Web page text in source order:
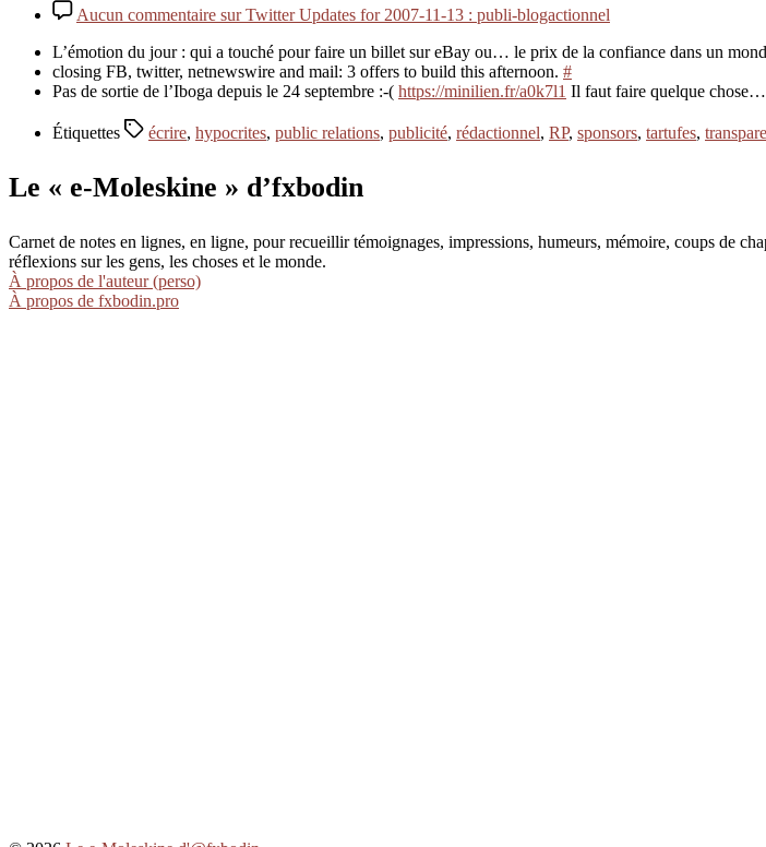
Aucun commentaire sur Twitter Updates for 2007-11-13 : publi-blogactionnel
L’émotion du jour : qui a touché pour faire un billet sur eBay ou… le prix de la confiance dans un
closing FB, twitter, netnewswire and mail: 3 offers to build this afternoon. #
Pas de sortie de l’Iboga depuis le 24 septembre :-( https://minilien.fr/a0k7l1 Il faut faire quelque chose…
Étiquettes écrire, hypocrites, public relations, publicité, rédactionnel, RP, sponsors, tartufes,
Le « e-Moleskine » d’fxbodin
Carnet de notes en lignes, en ligne, pour recueillir témoignages, impressions, humeurs, mémoire, coups de
réflexions sur les gens, les choses et le monde.
À propos de l'auteur (perso)
À propos de fxbodin.pro